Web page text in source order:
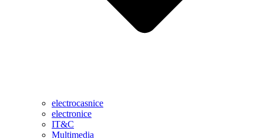
electrocasnice
electronice
IT&C
Multimedia